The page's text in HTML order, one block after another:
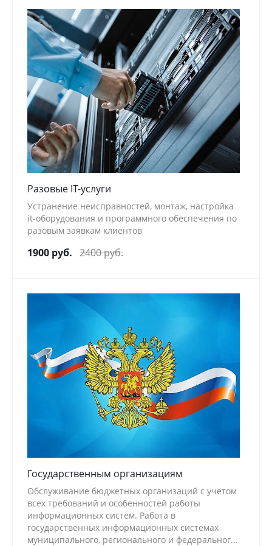
Разовые IT-услуги
Устранение неисправностей, монтаж, настройка
it-оборудования и программного обеспечения по
разовым заявкам клиентов
1900 руб. 2400 руб.
Государственным организациям
Обслуживание бюджетных организаций с учетом
всех требований и особенностей работы
информационных систем. Работа в
государственных информационных системах
муниципального, регионального и федерального